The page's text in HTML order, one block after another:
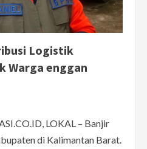
Logistik
Warga enggan
LOKAL – Banjir
di Kalimantan Barat.